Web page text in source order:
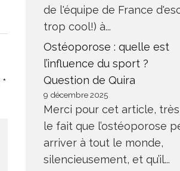
*
de l'équipe de France
trop cool!) à...
Ostéoporose : quelle est
l’influence du sport ?
Question de Quira
9 décembre 2025
Merci pour cet article,
le fait que l’ostéoporose
arriver à tout le monde,
silencieusement, et qu’il...